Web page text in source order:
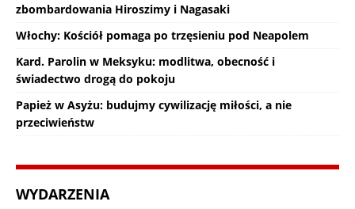
zbombardowania Hiroszimy i Nagasaki
Włochy: Kościół pomaga po trzęsieniu pod Neapolem
Kard. Parolin w Meksyku: modlitwa, obecność i
świadectwo drogą do pokoju
Papież w Asyżu: budujmy cywilizację miłości, a nie
przeciwieństw
WYDARZENIA